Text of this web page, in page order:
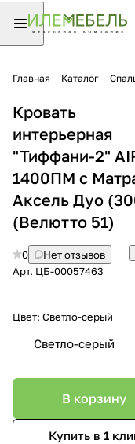
Главная Каталог
Кровать
интерьерная
"Тиффани-2"
1400ПМ с
Аксель Дуо
(Велютто 51)
0
Нет отзывов
Арт. ЦБ-00057463
Цвет: Светло-серый
Светло-серый
В корзину
Купить в 1